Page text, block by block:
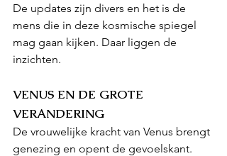
De updates zijn divers en het is de
mens die in deze kosmische spiegel
mag gaan kijken. Daar liggen de
inzichten.
VENUS EN DE GROTE
VERANDERING
De vrouwelijke kracht van Venus brengt
genezing en opent de gevoelskant.